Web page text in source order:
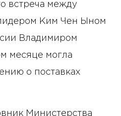
встреча между
Ким Чен Ыном
Владимиром
месяце могла
о поставках
Министерства